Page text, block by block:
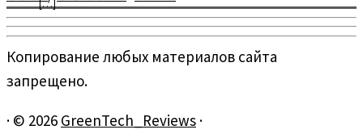
[…]
Копирование любых материалов сайта
запрещено.
· © 2026 GreenTech_Reviews ·